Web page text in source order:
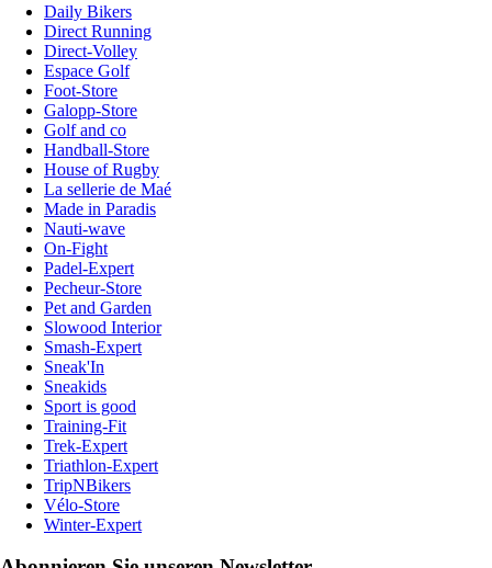
Daily Bikers
Direct Running
Direct-Volley
Espace Golf
Foot-Store
Galopp-Store
Golf and co
Handball-Store
House of Rugby
La sellerie de Maé
Made in Paradis
Nauti-wave
On-Fight
Padel-Expert
Pecheur-Store
Pet and Garden
Slowood Interior
Smash-Expert
Sneak'In
Sneakids
Sport is good
Training-Fit
Trek-Expert
Triathlon-Expert
TripNBikers
Vélo-Store
Winter-Expert